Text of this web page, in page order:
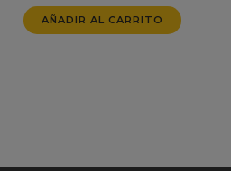
AÑADIR AL CARRITO